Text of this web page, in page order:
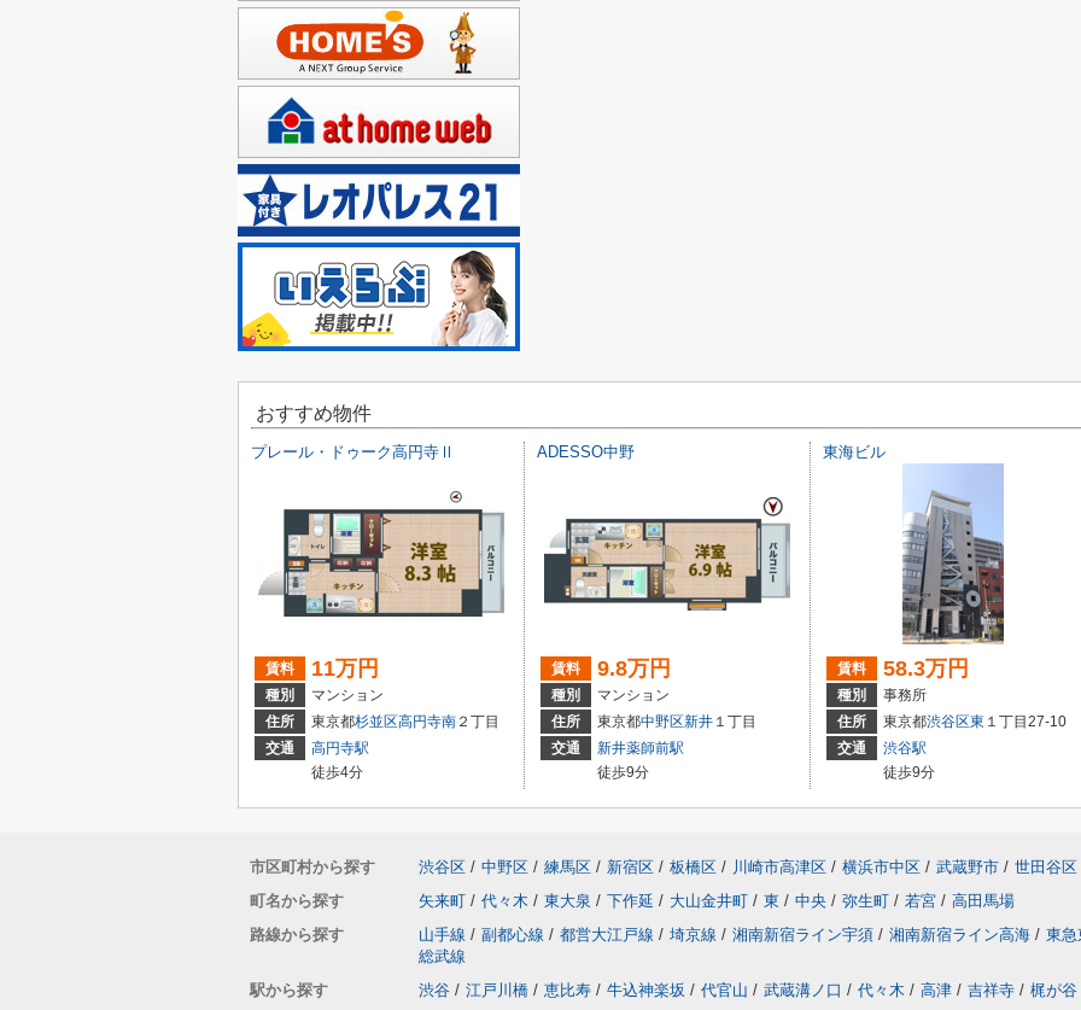
おすすめ物件
プレール・ドゥーク高円寺Ⅱ
賃料 11万円
種別
マンション
住所
東京都杉並区高円寺南 ２丁目
交通
高円寺駅
徒歩4分
ADESSO中野
賃料 9.8万円
種別
マンション
住所
東京都中野区新井 １丁目
交通
新井薬師前駅
徒歩9分
東海ビル
賃料 58.3万円
種別
事務所
住所
東京都渋谷区東 １丁目27-10
交通
渋谷駅
徒歩9分
市区町村から探す 渋谷区 / 中野区 / 練馬区 / 新宿区 / 板橋区 / 川崎市高津区 / 横浜市中区 / 武蔵野市 / 世田谷区
町名から探す
矢来町 / 代々木 / 東大泉 / 下作延 / 大山金井町 / 東 / 中央 / 弥生町 / 若宮 / 高田馬場
路線から探す
山手線 / 副都心線 / 都営大江戸線 / 埼京線 / 湘南新宿ライン宇須 / 湘南新宿ライン高海 / 東急
総武線
駅から探す
渋谷 / 江戸川橋 / 恵比寿 / 牛込神楽坂 / 代官山 / 武蔵溝ノ口 / 代々木 / 高津 / 吉祥寺 / 梶が谷